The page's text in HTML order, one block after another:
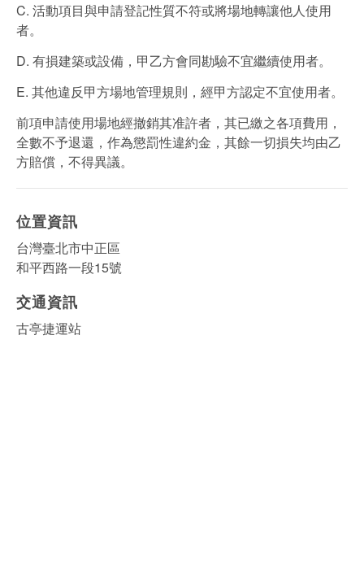
C. 活動項目與申請登記性質不符或將場地轉讓他人使用
者。
D. 有損建築或設備，甲乙方會同勘驗不宜繼續使用者。
E. 其他違反甲方場地管理規則，經甲方認定不宜使用者。
前項申請使用場地經撤銷其准許者，其已繳之各項費用，
全數不予退還，作為懲罰性違約金，其餘一切損失均由乙
方賠償，不得異議。
位置資訊
台灣臺北市中正區
和平西路一段15號
交通資訊
古亭捷運站